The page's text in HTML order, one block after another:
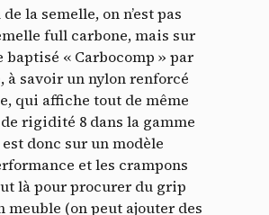
la semelle, on n’est pas
full carbone, mais sur
baptisé « Carbocomp » par
à savoir un nylon renforcé
qui affiche tout de même
rigidité 8 dans la gamme
est donc sur un modèle
et les crampons
là pour procurer du grip
meuble (on peut ajouter des